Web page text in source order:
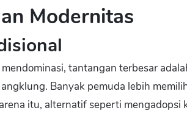
Modernitas
tantangan terbesar
Banyak pemuda lebih
itu, alternatif seperti mengadopsi